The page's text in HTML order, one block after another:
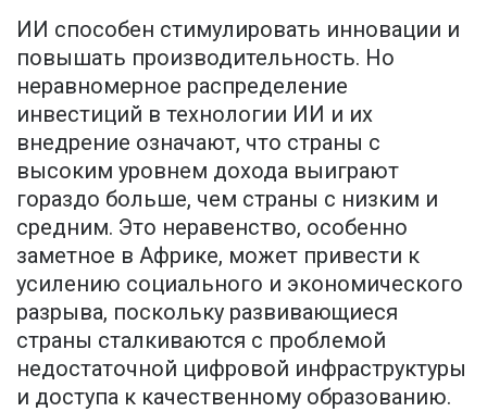
ИИ способен стимулировать инновации и
повышать производительность. Но
неравномерное распределение
инвестиций в технологии ИИ и их
внедрение означают, что страны с
высоким уровнем дохода выиграют
гораздо больше, чем страны с низким и
средним. Это неравенство, особенно
заметное в Африке, может привести к
усилению социального и экономического
разрыва, поскольку развивающиеся
страны сталкиваются с проблемой
недостаточной цифровой инфраструктуры
и доступа к качественному образованию.